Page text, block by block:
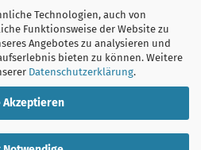
Technologien, auch von
Funktionsweise der Website zu
Angebotes zu analysieren und
bieten zu können. Weitere
Datenschutzerklärung.
Akzeptieren